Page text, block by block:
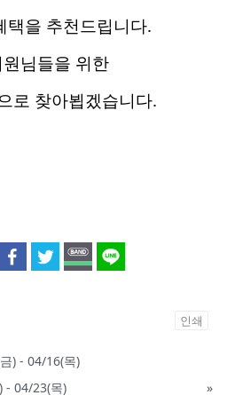
을 추천드립니다.
님들을 위한
로 찾아뵙겠습니다.
인쇄
) - 04/16(목)
- 04/23(목)
»